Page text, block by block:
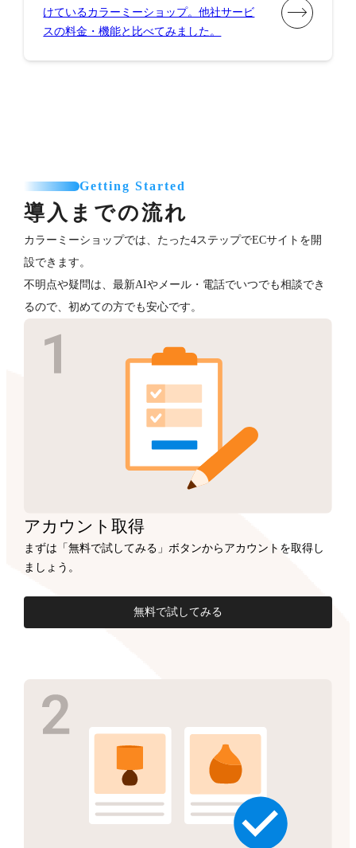
けているカラーミーショップ。他社サービ
スの料金・機能と比べてみました。
Getting Started
導入までの流れ
カラーミーショップでは、たった4ステップでECサイトを開
設できます。
不明点や疑問は、最新AIやメール・電話でいつでも相談でき
るので、初めての方でも安心です。
アカウント取得
まずは「無料で試してみる」ボタンからアカウントを取得し
ましょう。
無料で試してみる